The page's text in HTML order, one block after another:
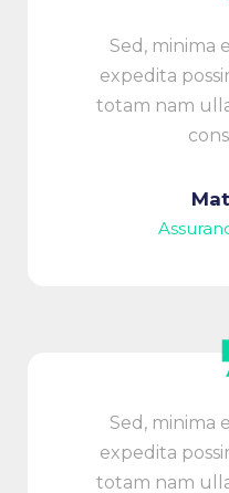
Sed, minima
expedita
totam nam
Sed, minima
expedita
totam nam